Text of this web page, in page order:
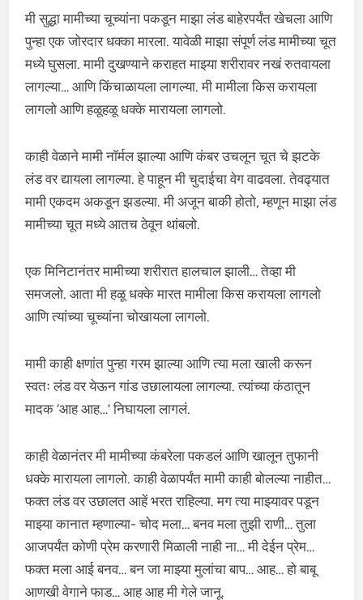
मी सुद्धा मामीच्या चूच्यांना पकडून माझा लंड बाहेरपर्यंत खेचला आणि
पुन्हा एक जोरदार धक्का मारला. यावेळी माझा संपूर्ण लंड मामीच्या चूत
मध्ये घुसला. मामी दुखण्याने कराहत माझ्या शरीरावर नखं रुतवायला
लागल्या… आणि किंचाळायला लागल्या. मी मामीला किस करायला
लागलो आणि हळूहळू धक्के मारायला लागलो.
काही वेळाने मामी नॉर्मल झाल्या आणि कंबर उचलून चूत चे झटके
लंड वर द्यायला लागल्या. हे पाहून मी चुदाईचा वेग वाढवला. तेवढ्यात
मामी एकदम अकडून झडल्या. मी अजून बाकी होतो, म्हणून माझा लंड
मामीच्या चूत मध्ये आतच ठेवून थांबलो.
एक मिनिटानंतर मामीच्या शरीरात हालचाल झाली… तेव्हा मी
समजलो. आता मी हळू धक्के मारत मामीला किस करायला लागलो
आणि त्यांच्या चूच्यांना चोखायला लागलो.
मामी काही क्षणांत पुन्हा गरम झाल्या आणि त्या मला खाली करून
स्वतः लंड वर येऊन गांड उछालायला लागल्या. त्यांच्या कंठातून
मादक ‘आह आह…’ निघायला लागलं.
काही वेळानंतर मी मामीच्या कंबरेला पकडलं आणि खालून तुफानी
धक्के मारायला लागलो. काही वेळापर्यंत मामी काही बोलल्या नाहीत…
फक्त लंड वर उछालत आहें भरत राहिल्या. मग त्या माझ्यावर पडून
माझ्या कानात म्हणाल्या- चोद मला… बनव मला तुझी राणी… तुला
आजपर्यंत कोणी प्रेम करणारी मिळाली नाही ना… मी देईन प्रेम…
फक्त मला आई बनव… बन जा माझ्या मुलांचा बाप… आह… हो बाबू
आणखी वेगाने फाड… आह आह मी गेले जानू.